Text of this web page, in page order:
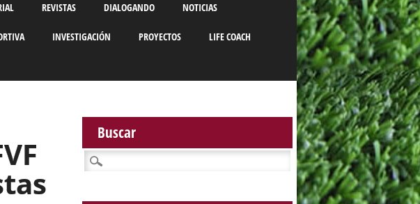
REVISTAS DIALOGANDO NOTICIAS
INVESTIGACIÓN PROYECTOS LIFE COACH
Buscar
Buscar: